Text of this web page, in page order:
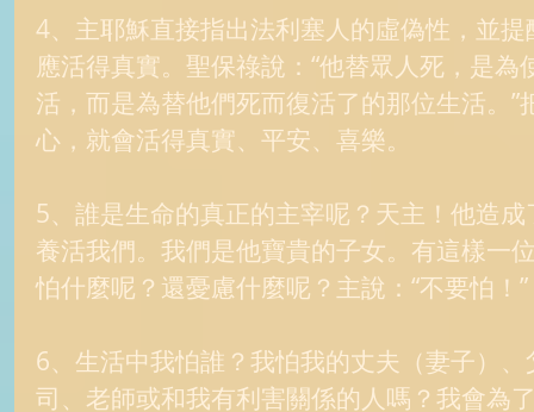
4、主耶穌直接指出法利塞人的虛偽性，並
應活得真實。聖保祿說：“他替眾人死，是
活，而是為替他們死而復活了的那位生活。
心，就會活得真實、平安、喜樂。
5、誰是生命的真正的主宰呢？天主！他造
養活我們。我們是他寶貴的子女。有這樣一
怕什麼呢？還憂慮什麼呢？主說：“不要怕！”
6、生活中我怕誰？我怕我的丈夫（妻子）
司、老師或和我有利害關係的人嗎？我會為